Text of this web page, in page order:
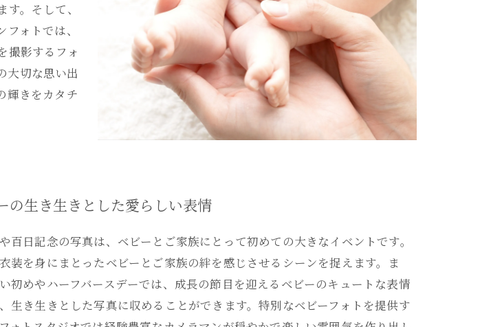
。そして、
ォトでは、
撮影するフォ
大切な思い出
輝きをカタチ
の生き生きとした愛らしい表情
百日記念の写真は、ベビーとご家族にとって初めての大きなイベントです。
装を身にまとったベビーとご家族の絆を感じさせるシーンを捉えます。ま
初めやハーフバースデーでは、成長の節目を迎えるベビーのキュートな表情
生き生きとした写真に収めることができます。特別なベビーフォトを提供す